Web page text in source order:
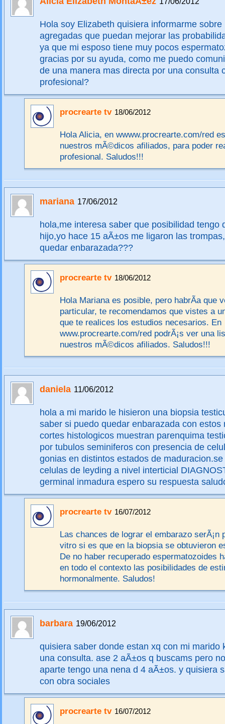
Hola soy Elizabeth quisiera informarme sobre
agregadas que puedan mejorar las
ya que mi esposo tiene muy pocos
gracias por su ayuda, como me puedo
de una manera mas directa por una consulta
profesional?
procrearte tv 18/06/2012
Hola Alicia, en wwww.procrearte.com/red
nuestros mÃ©dicos afiliados, para poder
profesional. Saludos!!!
mariana 17/06/2012
hola,me interesa saber que posibilidad tengo
hijo,yo hace 15 aÃ±os me ligaron las
quedar enbarazada???
procrearte tv 18/06/2012
Hola Mariana es posible, pero habrÃ­a que
particular, te recomendamos que vistes a
que te realices los estudios necesarios. En
www.procrearte.com/red podrÃ¡s ver una
nuestros mÃ©dicos afiliados. Saludos!!!
daniela 11/06/2012
hola a mi marido le hisieron una biopsia
saber si puedo quedar enbarazada con estos
cortes histologicos muestran parenquima
por tubulos seminiferos con presencia de
gonias en distintos estados de
celulas de leyding a nivel interticial
germinal inmadura espero su respuesta
procrearte tv 16/07/2012
Las chances de lograr el embarazo serÃ¡n
vitro si es que en la biopsia se obtuvieron
De no haber recuperado espermatozoides
en todo el contexto las posibilidades de
hormonalmente. Saludos!
barbara 19/06/2012
quisiera saber donde estan xq con mi marido
una consulta. ase 2 aÃ±os q buscams pero
aparte tengo una nena d 4 aÃ±os. y quisiera
con obra sociales
procrearte tv 16/07/2012